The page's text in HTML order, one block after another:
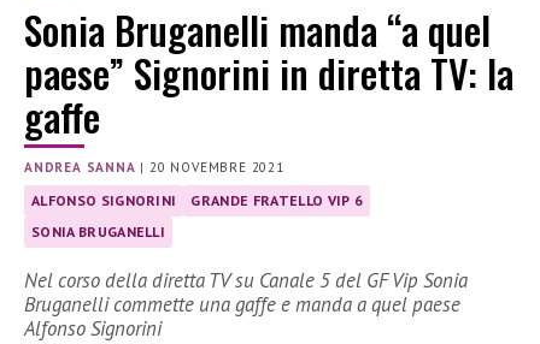
Sonia Bruganelli manda “a quel
paese” Signorini in diretta TV: la
gaffe
ANDREA SANNA |20 NOVEMBRE 2021
ALFONSO SIGNORINI
GRANDE FRATELLO VIP 6
SONIA BRUGANELLI
Nel corso della diretta TV su Canale 5 del GF Vip Sonia
Bruganelli commette una gaffe e manda a quel paese
Alfonso Signorini